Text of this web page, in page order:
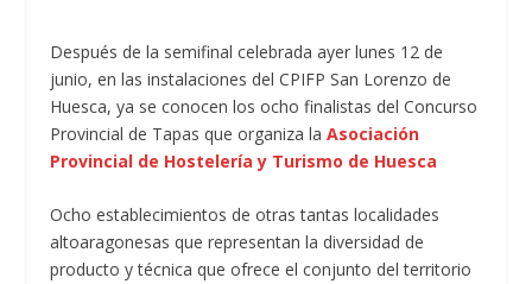
Después de la semifinal celebrada ayer lunes 12 de
junio, en las instalaciones del CPIFP San Lorenzo de
Huesca, ya se conocen los ocho finalistas del Concurso
Provincial de Tapas que organiza laAsociación
Provincial de Hostelería y Turismo de Huesca
Ocho establecimientos de otras tantas localidades
altoaragonesas que representan la diversidad de
producto y técnica que ofrece el conjunto del territorio